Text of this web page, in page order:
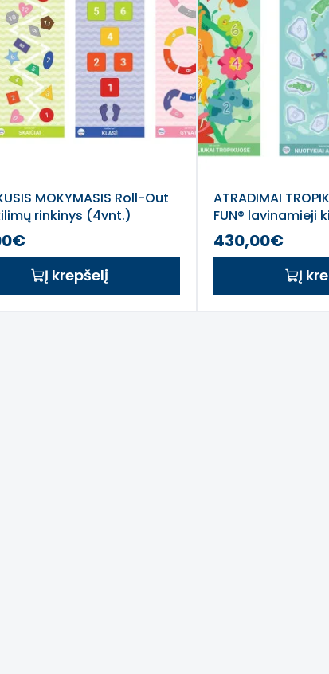
MOKYMASIS Roll-Out
rinkinys (4vnt.)
Į krepšelį
ATRADIMAI
FUN® lavinamieji
430,00€
Į